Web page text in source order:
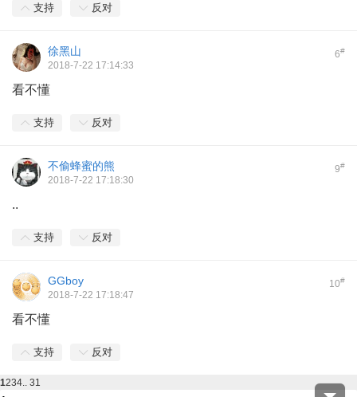
支持 反对
6#
徐黑山
2018-7-22 17:14:33
看不懂
支持 反对
9#
不偷蜂蜜的熊
2018-7-22 17:18:30
..
支持 反对
10#
GGboy
2018-7-22 17:18:47
看不懂
支持 反对
1234.. 31